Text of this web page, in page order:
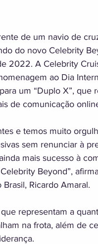
de um navio de
do novo Celebrity
2022. A Celebrity
ao Dia
um “Duplo X”, que
de comunicação
e temos muito
sem renunciar à
mais sucesso à
Beyond”, afirma
Ricardo Amaral.
representam a
na frota, além de